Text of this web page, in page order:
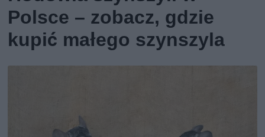
Polsce – zobacz, gdzie
kupić małego szynszyla